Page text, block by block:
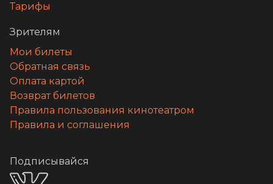
Тарифы
Зрителям
Мои билеты
Обратная связь
Оплата картой
Возврат билетов
Правила пользования кинотеатром
Правила и соглашения
Подписывайся